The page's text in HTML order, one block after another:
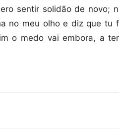
sentir solidão de novo;
no meu olho e diz que tu
o medo vai embora, a